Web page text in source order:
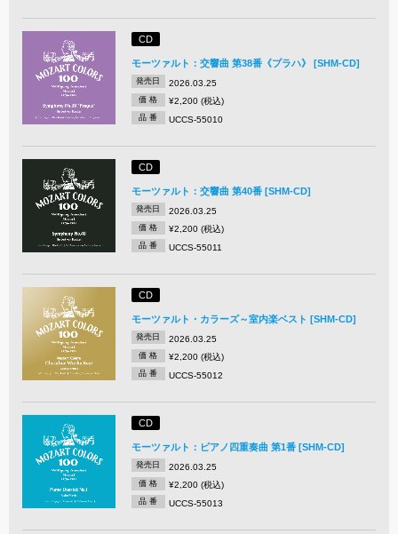
CD
モーツァルト：交響曲 第38番《プラハ》 [SHM-CD]
発売日 2026.03.25
価 格 ¥2,200 (税込)
品 番 UCCS-55010
CD
モーツァルト：交響曲 第40番 [SHM-CD]
発売日 2026.03.25
価 格 ¥2,200 (税込)
品 番 UCCS-55011
CD
モーツァルト・カラーズ～室内楽ベスト [SHM-CD]
発売日 2026.03.25
価 格 ¥2,200 (税込)
品 番 UCCS-55012
CD
モーツァルト：ピアノ四重奏曲 第1番 [SHM-CD]
発売日 2026.03.25
価 格 ¥2,200 (税込)
品 番 UCCS-55013